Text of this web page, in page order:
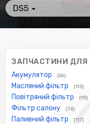
DS5
ЗАПЧАСТИНИ ДЛЯ
Акумулятор (56)
Масляний фільтр (113)
Повітряний фільтр (93)
Фільтр салону (74)
Паливний фільтр (117)